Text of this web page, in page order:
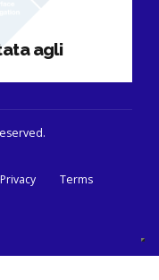
agli
Privacy
Terms